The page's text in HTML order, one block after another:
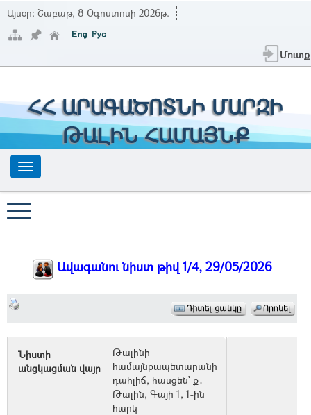
Այսօր: Շաբաթ, 8 Օգոստոսի 2026թ.
Մուտք
ՀՀ ԱՐԱԳԱԾՈՏՆԻ ՄԱՐԶԻ
ԹԱԼԻՆ ՀԱՄԱՅՆՔ
Ավագանու նիստ թիվ 1/4, 29/05/2026
Նիստի
անցկացման վայր
Թալինի
համայնքապետարանի
դահլիճ, հասցեն` ք․
Թալին, Գայի 1, 1-ին
հարկ